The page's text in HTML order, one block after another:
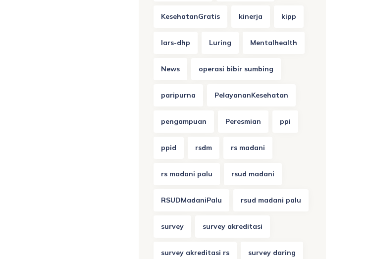
KesehatanGratis kinerja kipp
lars-dhp Luring Mentalhealth
News operasi bibir sumbing
paripurna PelayananKesehatan
pengampuan Peresmian ppi
ppid rsdm rs madani
rs madani palu rsud madani
RSUDMadaniPalu rsud madani palu
survey survey akreditasi
survey akreditasi rs survey daring